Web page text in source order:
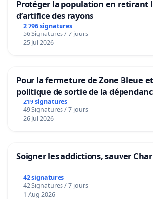
Protéger la population en retirant
d’artifice des rayons
2 796 signatures
56 Signatures / 7 jours
25 Jul 2026
Pour la fermeture de Zone Bleue
politique de sortie de la
219 signatures
49 Signatures / 7 jours
26 Jul 2026
Soigner les addictions, sauver
42 signatures
42 Signatures / 7 jours
1 Aug 2026